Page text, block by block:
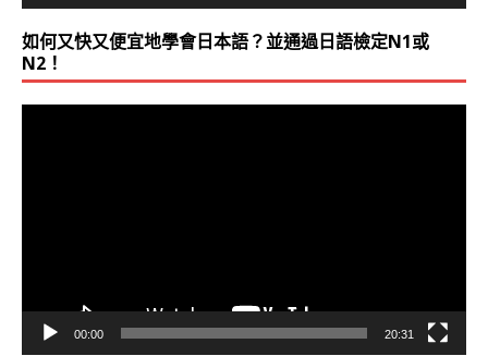
如何又快又便宜地學會日本語？並通過日語檢定N1或
N2！
00:00 20:31